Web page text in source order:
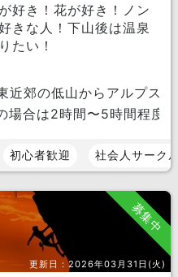
好き！花が好き！ノン
きな人！下山後は温泉
たい！
近郊の低山からアルプス
場合は2時間〜5時間程度
初心者歓迎 社会人サーク
募集中
更新日：2026年03月31日(火)